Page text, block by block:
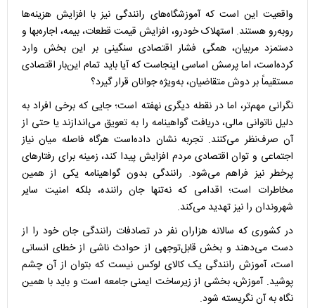
واقعیت این است که آموزشگاه‌های رانندگی نیز با افزایش هزینه‌ها
روبه‌رو هستند. استهلاک خودرو، افزایش قیمت قطعات، بیمه، اجاره‌بها و
دستمزد مربیان، همگی فشار اقتصادی سنگینی بر این بخش وارد
کرده‌است، اما پرسش اساسی اینجاست که آیا باید تمام این‌بار اقتصادی
مستقیماً بر دوش متقاضیان، به‌ویژه جوانان قرار گیرد؟
نگرانی مهم‌تر، اما در نقطه دیگری نهفته است؛ جایی که برخی افراد به
دلیل ناتوانی مالی، دریافت گواهینامه را به تعویق می‌اندازند یا حتی از
آن صرف‌نظر می‌کنند. تجربه نشان داده‌است هرگاه فاصله میان نیاز
اجتماعی و توان اقتصادی مردم افزایش پیدا کند، زمینه برای رفتارهای
پرخطر نیز فراهم می‌شود. رانندگی بدون گواهینامه یکی از همین
مخاطرات است؛ اقدامی که نه‌تنها جان راننده، بلکه امنیت سایر
شهروندان را نیز تهدید می‌کند.
در کشوری که سالانه هزاران نفر در تصادفات رانندگی جان خود را از
دست می‌دهند و بخش قابل‌توجهی از حوادث ناشی از خطای انسانی
است، آموزش رانندگی یک کالای لوکس نیست که بتوان از آن چشم
پوشید. آموزش، بخشی از زیرساخت ایمنی جامعه است و باید با همین
نگاه به آن نگریسته شود.